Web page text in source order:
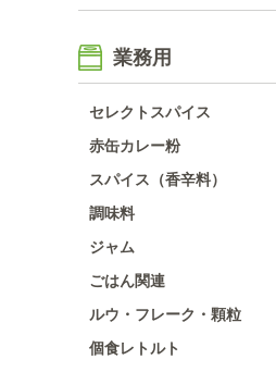
業務用
セレクトスパイス
赤缶カレー粉
スパイス（香辛料）
調味料
ジャム
ごはん関連
ルウ・フレーク・顆粒
個食レトルト